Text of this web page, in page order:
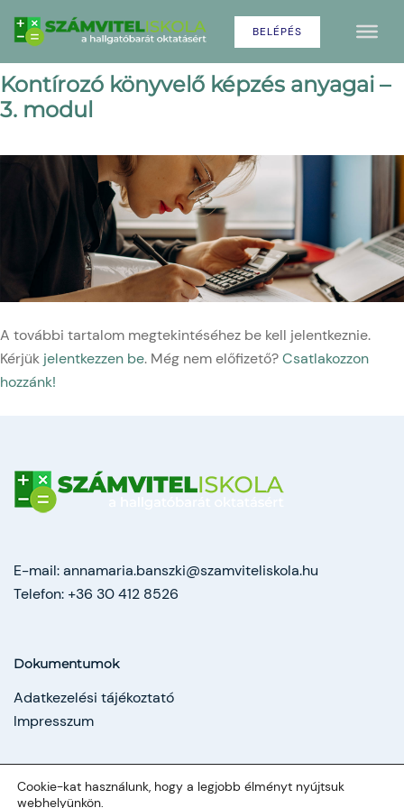
BELÉPÉS
Kontírozó könyvelő képzés anyagai –
3. modul
A további tartalom megtekintéséhez be kell jelentkeznie.
Kérjük jelentkezzen be. Még nem előfizető?Csatlakozzon
hozzánk!
E-mail:annamaria.banszki@szamviteliskola.hu
Telefon: +36 30 412 8526
Dokumentumok
Adatkezelési tájékoztató
Impresszum
Cookie-kat használunk, hogy a legjobb élményt nyújtsuk
webhelyünkön.